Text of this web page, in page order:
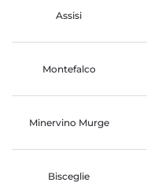
Assisi
Montefalco
Minervino Murge
Bisceglie